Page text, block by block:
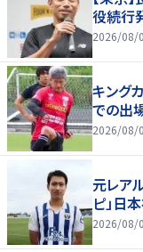
役続行
2026/08/
キング
での出
2026/08/
元レア
ピ」日
2026/08/